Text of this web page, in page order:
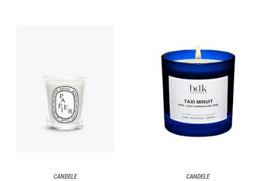
CANDELE CANDELE